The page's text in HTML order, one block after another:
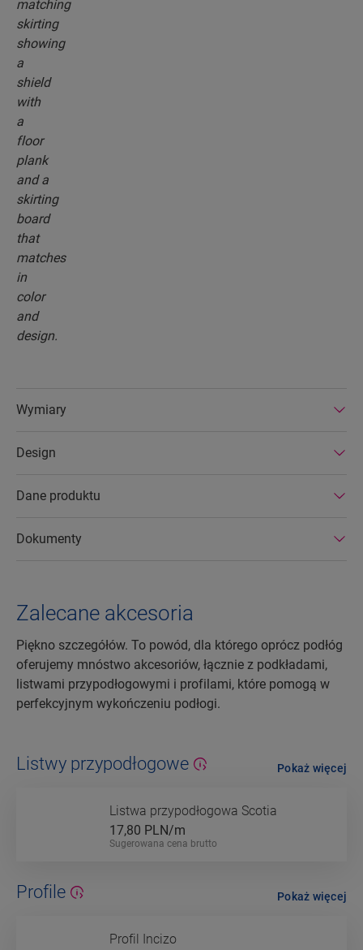
do koloru wybranej podłogi.
Wymiary
Design
Dane produktu
Dokumenty
Zalecane akcesoria
Piękno szczegółów. To powód, dla którego oprócz podłóg
oferujemy mnóstwo akcesoriów, łącznie z podkładami,
listwami przypodłogowymi i profilami, które pomogą w
perfekcyjnym wykończeniu podłogi.
Listwy przypodłogowe
Listwa przypodłogowa Scotia
17,80 PLN/m
Sugerowana cena brutto
Pokaż więcej
Profile
Profil Incizo
Pokaż więcej